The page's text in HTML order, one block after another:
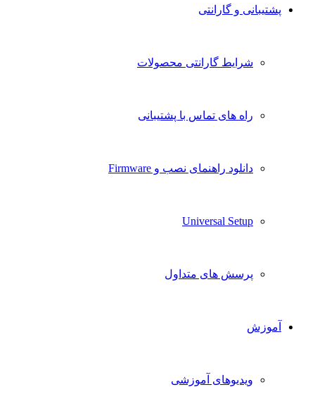
پشتیبانی و گارانتی
شرایط گارانتی محصولات
راه های تماس با پشتیبانی
دانلود راهنمای نصب و Firmware
Universal Setup
پرسش های متداول
آموزش
ویدیوهای آموزشی